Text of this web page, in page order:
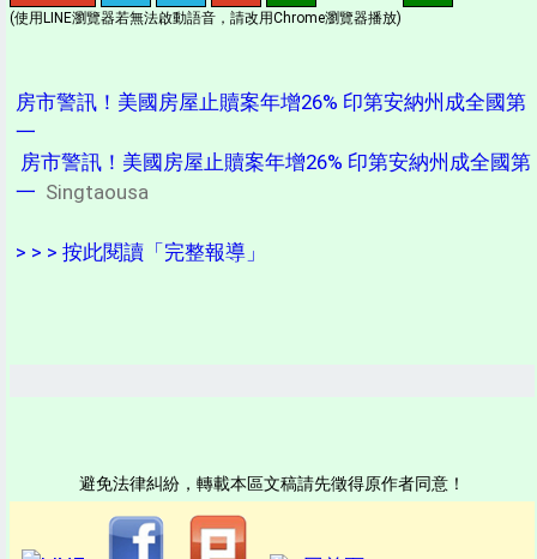
(使用LINE瀏覽器若無法啟動語音，請改用Chrome瀏覽器播放)
房市警訊！美國房屋止贖案年增26% 印第安納州成全國第
一
房市警訊！美國房屋止贖案年增26% 印第安納州成全國第
一 Singtaousa
> > > 按此閱讀「完整報導」
避免法律糾紛，轉載本區文稿請先徵得原作者同意！